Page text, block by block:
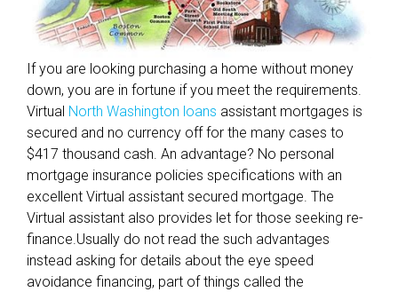
If you are looking purchasing a home without money
down, you are in fortune if you meet the requirements.
Virtual North Washington loans assistant mortgages is
secured and no currency off for the many cases to
$417 thousand cash. An advantage? No personal
mortgage insurance policies specifications with an
excellent Virtual assistant secured mortgage. The
Virtual assistant also provides let for those seeking re-
finance.Usually do not read the such advantages
instead asking for details about the eye speed
avoidance financing, part of things called the